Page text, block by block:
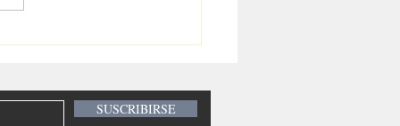
SUSCRIBIRSE